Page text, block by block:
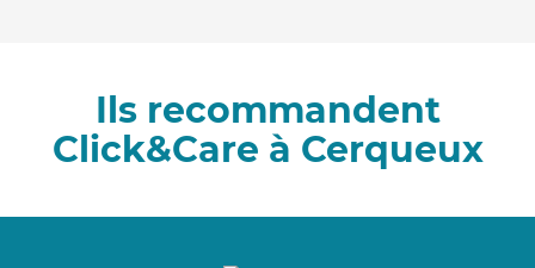
Ils recommandent
Click&Care à Cerqueux